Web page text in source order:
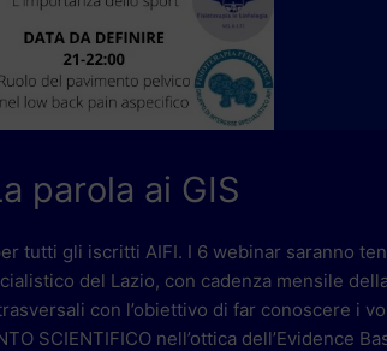
parola ai GIS
tutti gli iscritti AIFI. I 6 webinar saranno
del Lazio, con cadenza mensile
con l’obiettivo di far conoscere i
SCIENTIFICO nell’ottica dell’Evidence